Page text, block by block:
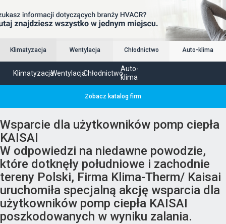
Klimatyzacja Wentylacja Chłodnictwo Auto-klima
KlimatyzacjaWentylacjaChłodnictwo
Auto-
klima
Zobacz katalog firm
Wsparcie dla użytkowników pomp ciepła
KAISAI
W odpowiedzi na niedawne powodzie,
które dotknęły południowe i zachodnie
tereny Polski, Firma Klima-Therm/ Kaisai
uruchomiła specjalną akcję wsparcia dla
użytkowników pomp ciepła KAISAI
poszkodowanych w wyniku zalania.